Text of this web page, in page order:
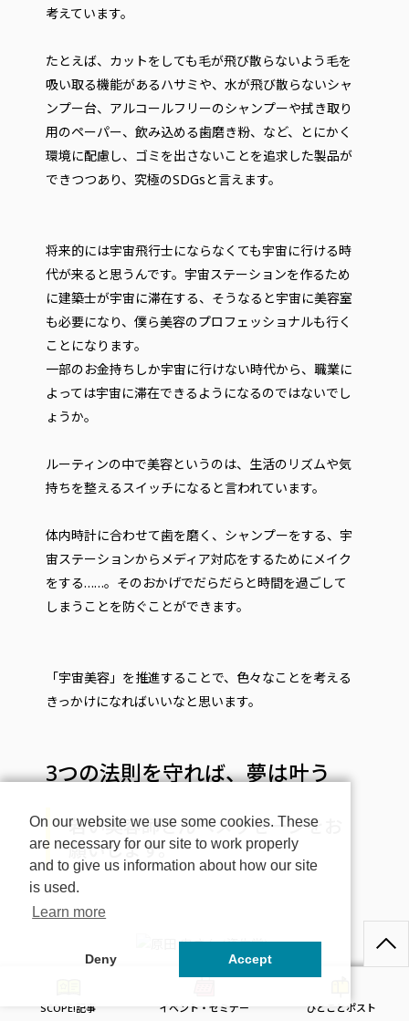
考えています。
たとえば、カットをしても毛が飛び散らないよう毛を
吸い取る機能があるハサミや、水が飛び散らないシャ
ンプー台、アルコールフリーのシャンプーや拭き取り
用のペーパー、飲み込める歯磨き粉、など、とにかく
環境に配慮し、ゴミを出さないことを追求した製品が
できつつあり、究極のSDGsと言えます。
将来的には宇宙飛行士にならなくても宇宙に行ける時
代が来ると思うんです。宇宙ステーションを作るため
に建築士が宇宙に滞在する、そうなると宇宙に美容室
も必要になり、僕ら美容のプロフェッショナルも行く
ことになります。
一部のお金持ちしか宇宙に行けない時代から、職業に
よっては宇宙に滞在できるようになるのではないでし
ょうか。
ルーティンの中で美容というのは、生活のリズムや気
持ちを整えるスイッチになると言われています。
体内時計に合わせて歯を磨く、シャンプーをする、宇
宙ステーションからメディア対応をするためにメイク
をする……。そのおかげでだらだらと時間を過ごして
しまうことを防ぐことができます。
「宇宙美容」を推進することで、色々なことを考える
きっかけになればいいなと思います。
3つの法則を守れば、夢は叶う
若い美容師さんへメッセージをお
願いします。
僕はいつもセミナーで最後に必ず「夢を叶える方法」
SCOPE!記事 イベント・セミナー ひとことポスト
On our website we use some cookies. These
are necessary for our site to work properly
and to give us information about how our site
is used.
Learn more
Deny Accept